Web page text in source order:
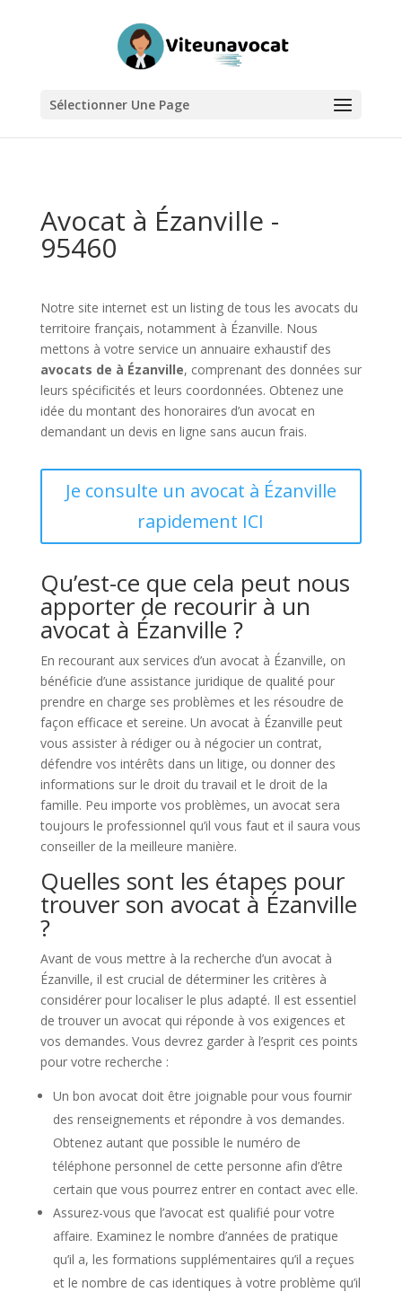
Sélectionner Une Page
Avocat à Ézanville -
95460
Notre site internet est un listing de tous les avocats du
territoire français, notamment à Ézanville. Nous
mettons à votre service un annuaire exhaustif des
avocats de à Ézanville, comprenant des données sur
leurs spécificités et leurs coordonnées. Obtenez une
idée du montant des honoraires d’un avocat en
demandant un devis en ligne sans aucun frais.
Je consulte un avocat à Ézanville
rapidement ICI
Qu’est-ce que cela peut nous
apporter de recourir à un
avocat à Ézanville ?
En recourant aux services d’un avocat à Ézanville, on
bénéficie d’une assistance juridique de qualité pour
prendre en charge ses problèmes et les résoudre de
façon efficace et sereine. Un avocat à Ézanville peut
vous assister à rédiger ou à négocier un contrat,
défendre vos intérêts dans un litige, ou donner des
informations sur le droit du travail et le droit de la
famille. Peu importe vos problèmes, un avocat sera
toujours le professionnel qu’il vous faut et il saura vous
conseiller de la meilleure manière.
Quelles sont les étapes pour
trouver son avocat à Ézanville
?
Avant de vous mettre à la recherche d’un avocat à
Ézanville, il est crucial de déterminer les critères à
considérer pour localiser le plus adapté. Il est essentiel
de trouver un avocat qui réponde à vos exigences et
vos demandes. Vous devrez garder à l’esprit ces points
pour votre recherche :
Un bon avocat doit être joignable pour vous fournir
des renseignements et répondre à vos demandes.
Obtenez autant que possible le numéro de
téléphone personnel de cette personne afin d’être
certain que vous pourrez entrer en contact avec elle.
Assurez-vous que l’avocat est qualifié pour votre
affaire. Examinez le nombre d’années de pratique
qu’il a, les formations supplémentaires qu’il a reçues
et le nombre de cas identiques à votre problème qu’il